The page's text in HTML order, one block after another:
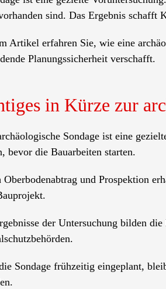
sind. Das Ergebnis
Artikel erfahren Sie, wie eine
Planungssicherheit verschafft.
in Kürze zur
Sondage ist eine
bevor die Bauarbeiten starten.
und Prospektion
der Untersuchung bilden
Sondage frühzeitig eingeplant,